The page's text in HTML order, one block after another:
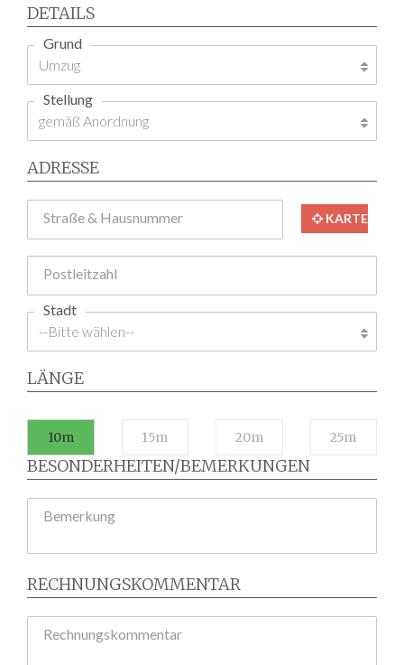
DETAILS
Grund
Stellung
ADRESSE
Straße & Hausnummer KARTE
Postleitzahl
Stadt
LÄNGE
10m 15m 20m 25m
BESONDERHEITEN/BEMERKUNGEN
Bemerkung
RECHNUNGSKOMMENTAR
Rechnungskommentar